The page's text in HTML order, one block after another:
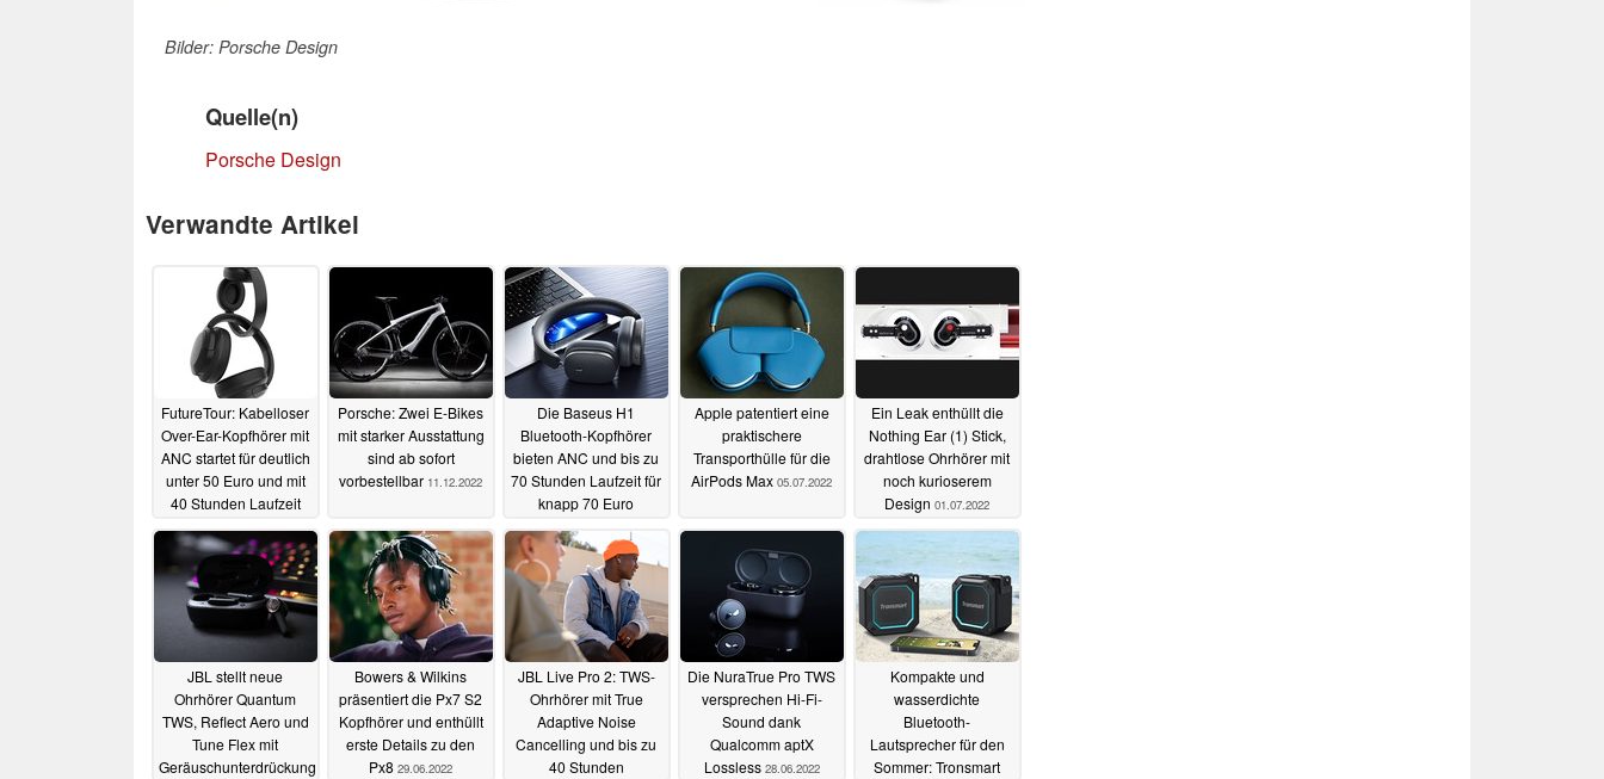
Bilder: Porsche Design
Quelle(n)
Porsche Design
Verwandte Artikel
FutureTour: Kabelloser
Over-Ear-Kopfhörer mit
ANC startet für deutlich
unter 50 Euro und mit
40 Stunden Laufzeit
08.01.2023
Porsche: Zwei E-Bikes
mit starker Ausstattung
sind ab sofort
vorbestellbar 11.12.2022
Die Baseus H1
Bluetooth-Kopfhörer
bieten ANC und bis zu
70 Stunden Laufzeit für
knapp 70 Euro
06.07.2022
Apple patentiert eine
praktischere
Transporthülle für die
AirPods Max 05.07.2022
Ein Leak enthüllt die
Nothing Ear (1) Stick,
drahtlose Ohrhörer mit
noch kurioserem
Design 01.07.2022
JBL stellt neue
Ohrhörer Quantum
TWS, Reflect Aero und
Tune Flex mit
Geräuschunterdrückung
Bowers & Wilkins
präsentiert die Px7 S2
Kopfhörer und enthüllt
erste Details zu den
Px8 29.06.2022
JBL Live Pro 2: TWS-
Ohrhörer mit True
Adaptive Noise
Cancelling und bis zu
40 Stunden
Die NuraTrue Pro TWS
versprechen Hi-Fi-
Sound dank
Qualcomm aptX
Lossless 28.06.2022
Kompakte und
wasserdichte
Bluetooth-
Lautsprecher für den
Sommer: Tronsmart